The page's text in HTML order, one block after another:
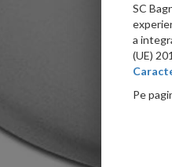
SC
a
(UE)
Pe